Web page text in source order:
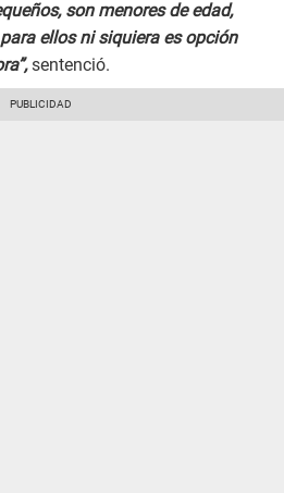
son menores de edad,
ellos ni siquiera es opción
sentenció.